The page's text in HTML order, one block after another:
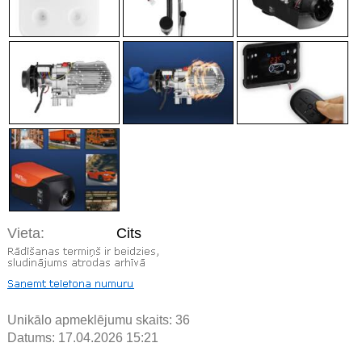
Vieta: Cits
Unikālo apmeklējumu skaits: 36
Datums: 17.04.2026 15:21